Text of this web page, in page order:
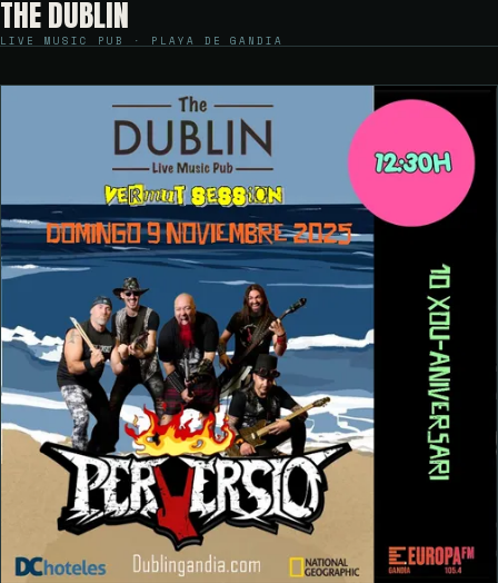
THE DUBLIN
LIVE MUSIC PUB · PLAYA DE GANDIA